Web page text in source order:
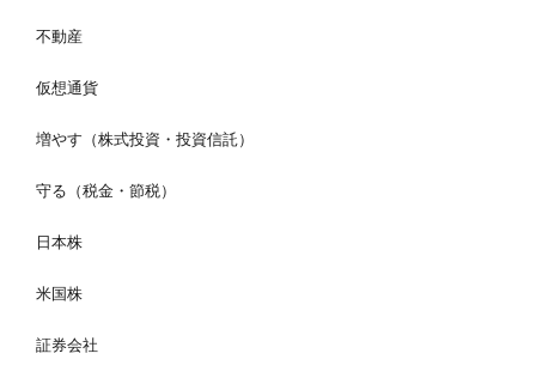
不動産
仮想通貨
増やす（株式投資・投資信託）
守る（税金・節税）
日本株
米国株
証券会社